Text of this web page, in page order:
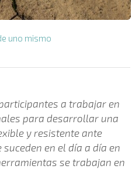
uno mismo
a trabajar en
para desarrollar una
y resistente ante
en el día a día en
se trabajan en